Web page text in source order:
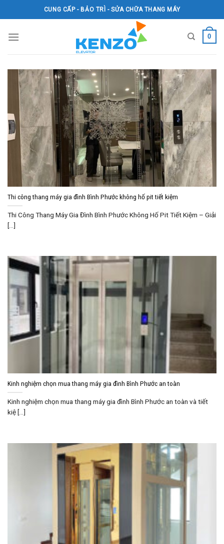
to
CUNG CẤP - BẢO TRÌ - SỬA CHỮA THANG MÁY
0
Thi công thang máy gia đình Bình Phước không hố pit tiết kiệm
Thi Công Thang Máy Gia Đình Bình Phước Không Hố Pit Tiết Kiệm – Giải
[...]
Kinh nghiệm chọn mua thang máy gia đình Bình Phước an toàn
Kinh nghiệm chọn mua thang máy gia đình Bình Phước an toàn và tiết
kiệ [...]